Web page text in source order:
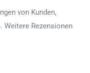
von Kunden,
Weitere Rezensionen